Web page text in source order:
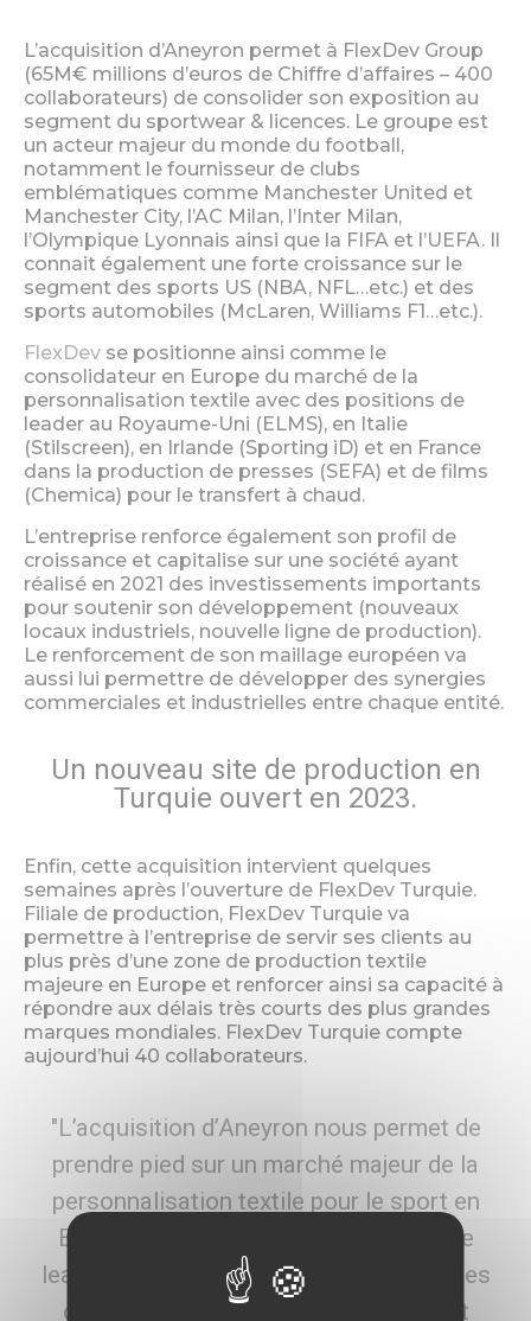
L’acquisition d’Aneyron permet à FlexDev Group
(65M€ millions d’euros de Chiffre d’affaires – 400
collaborateurs) de consolider son exposition au
segment du sportwear & licences. Le groupe est
un acteur majeur du monde du football,
notamment le fournisseur de clubs
emblématiques comme Manchester United et
Manchester City, l’AC Milan, l’Inter Milan,
l’Olympique Lyonnais ainsi que la FIFA et l’UEFA. Il
connait également une forte croissance sur le
segment des sports US (NBA, NFL…etc.) et des
sports automobiles (McLaren, Williams F1…etc.).
FlexDev se positionne ainsi comme le
consolidateur en Europe du marché de la
personnalisation textile avec des positions de
leader au Royaume-Uni (ELMS), en Italie
(Stilscreen), en Irlande (Sporting iD) et en France
dans la production de presses (SEFA) et de films
(Chemica) pour le transfert à chaud.
L’entreprise renforce également son profil de
croissance et capitalise sur une société ayant
réalisé en 2021 des investissements importants
pour soutenir son développement (nouveaux
locaux industriels, nouvelle ligne de production).
Le renforcement de son maillage européen va
aussi lui permettre de développer des synergies
commerciales et industrielles entre chaque entité.
Un nouveau site de production en
Turquie ouvert en 2023.
Enfin, cette acquisition intervient quelques
semaines après l’ouverture de FlexDev Turquie.
Filiale de production, FlexDev Turquie va
permettre à l’entreprise de servir ses clients au
plus près d’une zone de production textile
majeure en Europe et renforcer ainsi sa capacité à
répondre aux délais très courts des plus grandes
marques mondiales. FlexDev Turquie compte
aujourd’hui 40 collaborateurs.
"L’acquisition d’Aneyron nous permet de
prendre pied sur un marché majeur de la
personnalisation textile pour le sport en
Europe en s’associant à une entreprise
leader, saluée pour ses savoir-faire et ses
capacités industrielles. L’Espagne est